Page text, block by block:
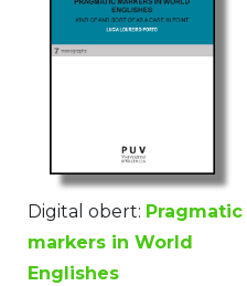
Digital obert: Pragmatic
markers in World
Englishes